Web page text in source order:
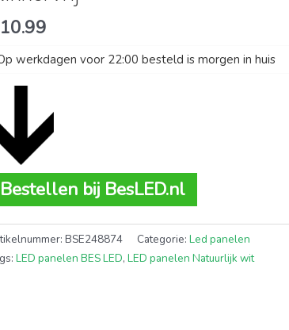
10.99
werkdagen voor 22:00 besteld is morgen in huis
Bestellen bij BesLED.nl
BSE248874 Categorie:Led panelen
LED panelen BES LED,LED panelen Natuurlijk wit